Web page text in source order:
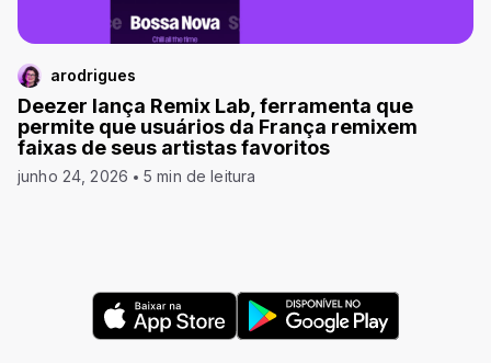
arodrigues
Deezer lança Remix Lab, ferramenta que
permite que usuários da França remixem
faixas de seus artistas favoritos
junho 24, 2026 5 min de leitura